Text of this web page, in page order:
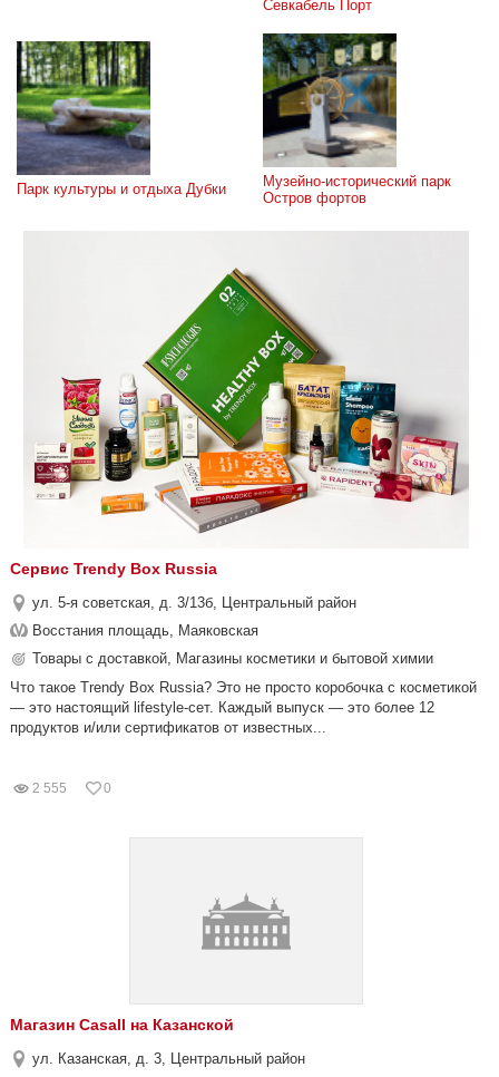
Севкабель Порт
Парк культуры и отдыха Дубки
Музейно-исторический парк
Остров фортов
Сервис Trendy Box Russia
ул. 5-я советская, д. 3/13б, Центральный район
Восстания площадь, Маяковская
Товары с доставкой, Магазины косметики и бытовой химии
Что такое Trendy Box Russia? Это не просто коробочка с косметикой
— это настоящий lifestyle-сет. Каждый выпуск — это более 12
продуктов и/или сертификатов от известных...
2 555 0
Магазин Casall на Казанской
ул. Казанская, д. 3, Центральный район